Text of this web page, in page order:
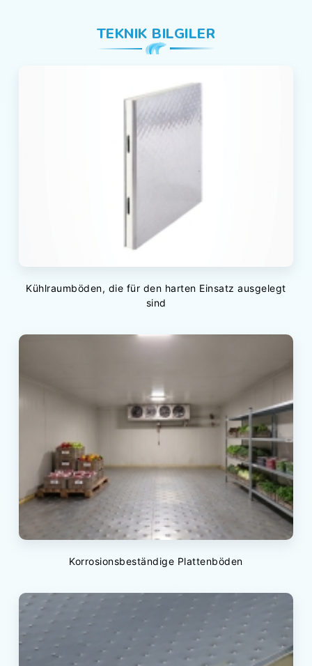
TEKNIK BILGILER
Kühlraumböden, die für den harten Einsatz ausgelegt
sind
Korrosionsbeständige Plattenböden